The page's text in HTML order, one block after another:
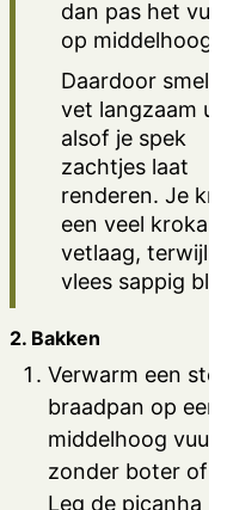
dan pas het
op middelhoog.
Daardoor smelt
vet langzaam
alsof je spek
zachtjes laat
renderen. Je
een veel
vetlaag, terwijl
vlees sappig
2. Bakken
Verwarm een
braadpan op een
middelhoog vuur,
zonder boter of
Leg de picanha